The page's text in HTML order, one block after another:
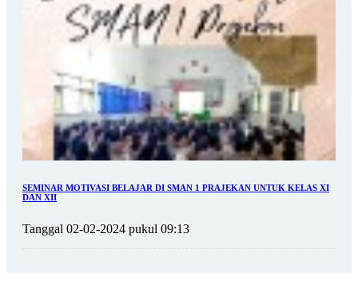
SEMINAR MOTIVASI BELAJAR DI SMAN 1 PRAJEKAN UNTUK KELAS XI
DAN XII
Tanggal 02-02-2024 pukul 09:13